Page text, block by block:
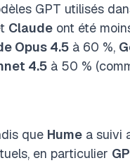
GPT utilisés
Claude ont été
Opus 4.5 à 60 %,
4.5 à 50 %
que Hume a suivi
en particulier